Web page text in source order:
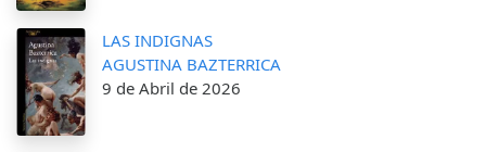
LAS INDIGNAS
AGUSTINA BAZTERRICA
9 de Abril de 2026